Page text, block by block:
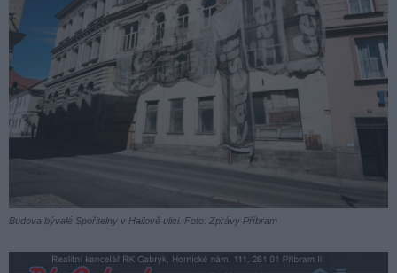
Budova bývalé Spořitelny v Hailově ulici. Foto: Zprávy Příbram